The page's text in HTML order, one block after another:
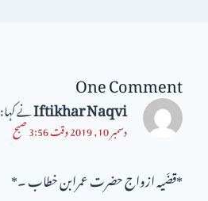
One Comment
Iftikhar Naqviنے کہا:
دسمبر 10, 2019 وقت 3:56 صبح
*قضّیہ ازواج حضرت عمرابن خطاب ۔*